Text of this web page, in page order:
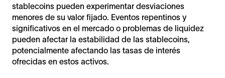
stablecoins pueden experimentar desviaciones
menores de su valor fijado. Eventos repentinos y
significativos en el mercado o problemas de liquidez
pueden afectar la estabilidad de las stablecoins,
potencialmente afectando las tasas de interés
ofrecidas en estos activos.